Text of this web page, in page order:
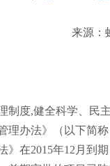
来源：
制度,健全科学、民
理办法》（以下简
》在2015年12月到